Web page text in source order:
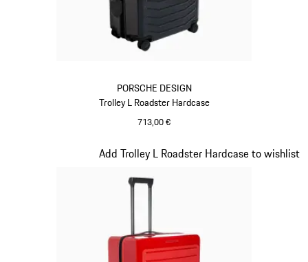
PORSCHE DESIGN
Trolley L Roadster Hardcase
713,00 €
Add Trolley L Roadster Hardcase to wishlist